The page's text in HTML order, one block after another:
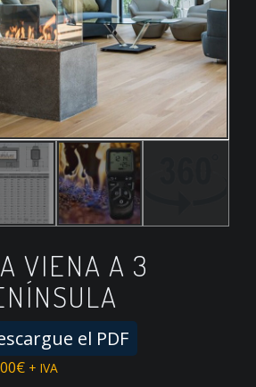
VIENA A 3
el PDF
€ + IVA